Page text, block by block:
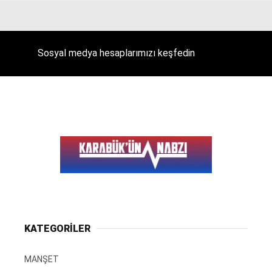
Sosyal medya hesaplarımızı keşfedin
KATEGORİLER
MANŞET